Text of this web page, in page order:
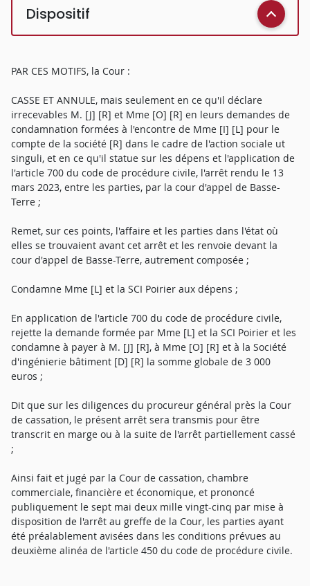
Dispositif
PAR CES MOTIFS, la Cour :
CASSE ET ANNULE, mais seulement en ce qu'il déclare
irrecevables M. [J] [R] et Mme [O] [R] en leurs demandes de
condamnation formées à l'encontre de Mme [I] [L] pour le
compte de la société [R] dans le cadre de l'action sociale ut
singuli, et en ce qu'il statue sur les dépens et l'application de
l'article 700 du code de procédure civile, l'arrêt rendu le 13
mars 2023, entre les parties, par la cour d'appel de Basse-
Terre ;
Remet, sur ces points, l'affaire et les parties dans l'état où
elles se trouvaient avant cet arrêt et les renvoie devant la
cour d'appel de Basse-Terre, autrement composée ;
Condamne Mme [L] et la SCI Poirier aux dépens ;
En application de l'article 700 du code de procédure civile,
rejette la demande formée par Mme [L] et la SCI Poirier et les
condamne à payer à M. [J] [R], à Mme [O] [R] et à la Société
d'ingénierie bâtiment [D] [R] la somme globale de 3 000
euros ;
Dit que sur les diligences du procureur général près la Cour
de cassation, le présent arrêt sera transmis pour être
transcrit en marge ou à la suite de l'arrêt partiellement cassé
;
Ainsi fait et jugé par la Cour de cassation, chambre
commerciale, financière et économique, et prononcé
publiquement le sept mai deux mille vingt-cinq par mise à
disposition de l'arrêt au greffe de la Cour, les parties ayant
été préalablement avisées dans les conditions prévues au
deuxième alinéa de l'article 450 du code de procédure civile.